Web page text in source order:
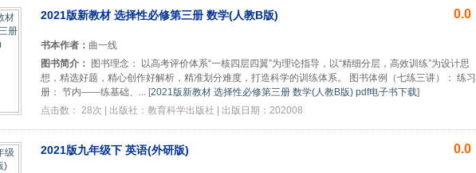
2021版新教材 选择性必修第三册 数学(人教B版) 0.0
书本作者： 曲一线
图书简介： 图书理念： 以高考评价体系“一核四层四翼”为理论指导，以“精细分层，高效训练”为设计思
想，精选好题，精心创作好解析，精准划分难度，打造科学的训练体系。 图书体例（七练三讲）： 练习
册： 节内——练基础、...
[2021版新教材 选择性必修第三册 数学(人教B版) pdf电子书下载]
点击数： 28次 | 出版社：教育科学出版社 | 出版日期：202008
2021版九年级下 英语(外研版) 0.0